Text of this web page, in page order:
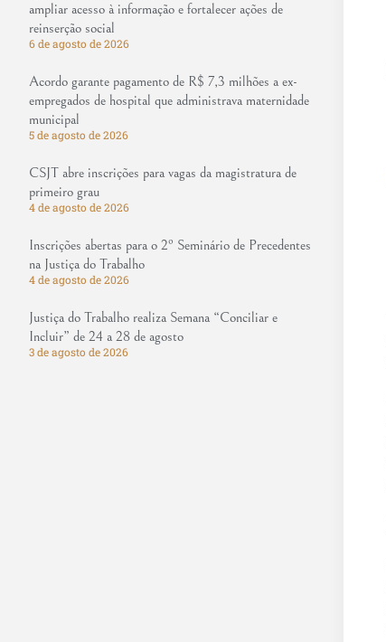
ampliar acesso à informação e fortalecer ações de
reinserção social
6 de agosto de 2026
Acordo garante pagamento de R$ 7,3 milhões a ex-
empregados de hospital que administrava maternidade
municipal
5 de agosto de 2026
CSJT abre inscrições para vagas da magistratura de
primeiro grau
4 de agosto de 2026
Inscrições abertas para o 2º Seminário de Precedentes
na Justiça do Trabalho
4 de agosto de 2026
Justiça do Trabalho realiza Semana “Conciliar e
Incluir” de 24 a 28 de agosto
3 de agosto de 2026